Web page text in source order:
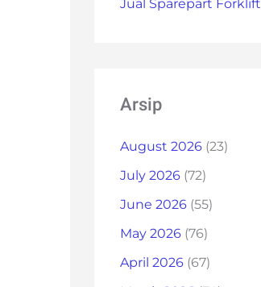
Jual Sparepart Forklift
Arsip
August 2026 (23)
July 2026 (72)
June 2026 (55)
May 2026 (76)
April 2026 (67)